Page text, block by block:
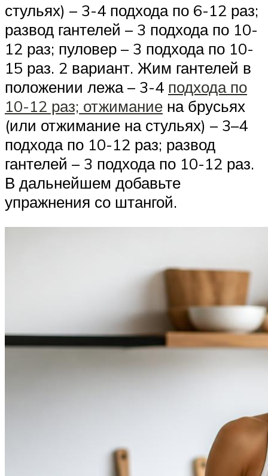
стульях) – 3-4 подхода по 6-12 раз;
развод гантелей – 3 подхода по 10-
12 раз; пуловер – 3 подхода по 10-
15 раз. 2 вариант. Жим гантелей в
положении лежа – 3-4 подхода по
10-12 раз; отжимание на брусьях
(или отжимание на стульях) – 3–4
подхода по 10-12 раз; развод
гантелей – 3 подхода по 10-12 раз.
В дальнейшем добавьте
упражнения со штангой.­